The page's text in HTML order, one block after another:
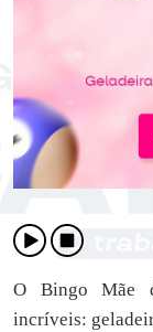
O Bingo Mãe
incríveis: